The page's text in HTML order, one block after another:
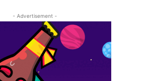
- Advertisement -